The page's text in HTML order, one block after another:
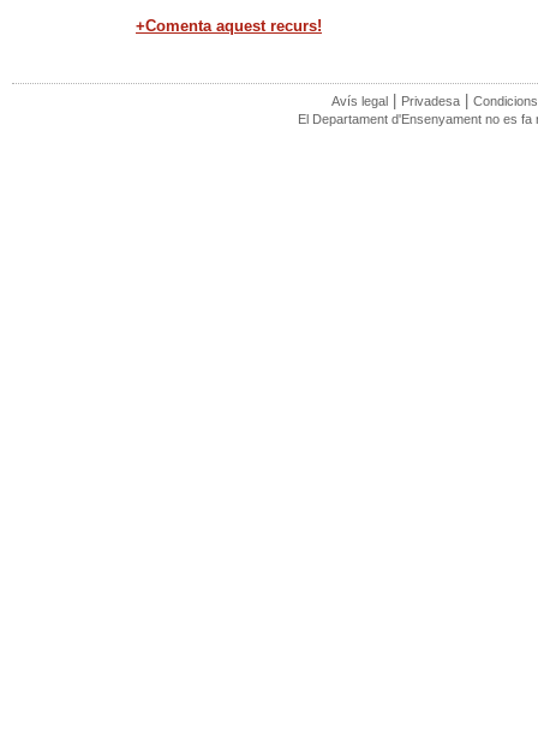
+Comenta aquest recurs!
Avís legal | Privadesa |
El Departament d'Ensenyament no es